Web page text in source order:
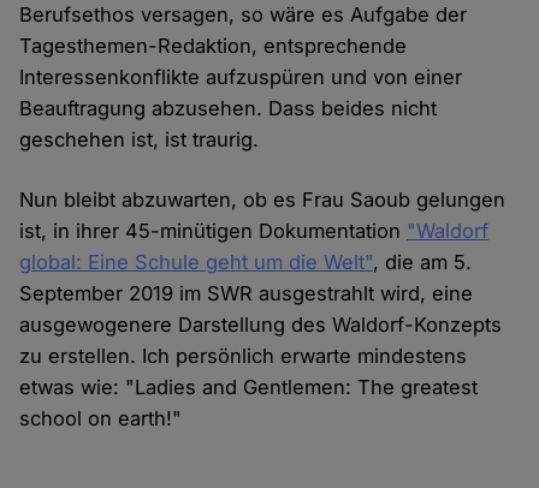
Berufsethos versagen, so wäre es Aufgabe der
Tagesthemen-Redaktion, entsprechende
Interessenkonflikte aufzuspüren und von einer
Beauftragung abzusehen. Dass beides nicht
geschehen ist, ist traurig.
Nun bleibt abzuwarten, ob es Frau Saoub gelungen
ist, in ihrer 45-minütigen Dokumentation "Waldorf
global: Eine Schule geht um die Welt", die am 5.
September 2019 im SWR ausgestrahlt wird, eine
ausgewogenere Darstellung des Waldorf-Konzepts
zu erstellen. Ich persönlich erwarte mindestens
etwas wie: "Ladies and Gentlemen: The greatest
school on earth!"